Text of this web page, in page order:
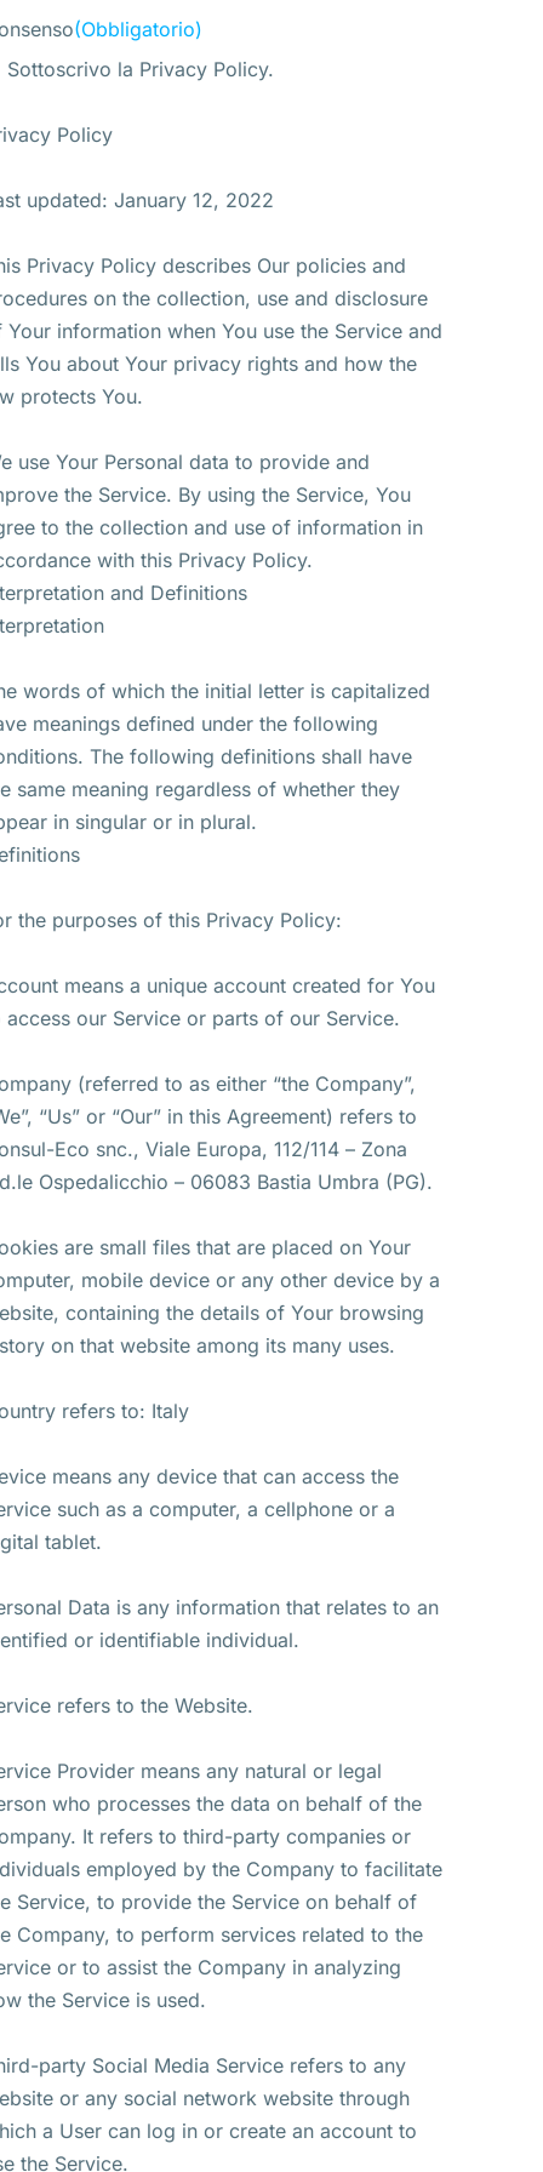
(Obbligatorio)
Sottoscrivo la Privacy Policy.
Policy
updated: January 12, 2022
Privacy Policy describes Our policies and
on the collection, use and disclosure
Your information when You use the Service and
You about Your privacy rights and how the
protects You.
use Your Personal data to provide and
the Service. By using the Service, You
to the collection and use of information in
with this Privacy Policy.
and Definitions
words of which the initial letter is capitalized
meanings defined under the following
The following definitions shall have
same meaning regardless of whether they
in singular or in plural.
the purposes of this Privacy Policy:
means a unique account created for You
access our Service or parts of our Service.
(referred to as either “the Company”,
“Us” or “Our” in this Agreement) refers to
Eco snc., Viale Europa, 112/114 – Zona
Ospedalicchio – 06083 Bastia Umbra (PG).
are small files that are placed on Your
mobile device or any other device by a
containing the details of Your browsing
on that website among its many uses.
refers to: Italy
means any device that can access the
such as a computer, a cellphone or a
tablet.
Data is any information that relates to an
or identifiable individual.
refers to the Website.
Provider means any natural or legal
who processes the data on behalf of the
It refers to third-party companies or
employed by the Company to facilitate
Service, to provide the Service on behalf of
Company, to perform services related to the
or to assist the Company in analyzing
the Service is used.
party Social Media Service refers to any
or any social network website through
a User can log in or create an account to
the Service.